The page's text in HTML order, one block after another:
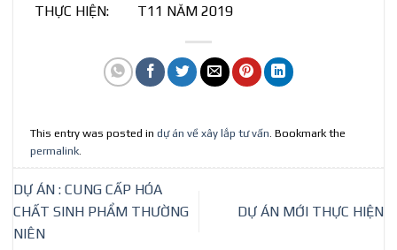
THỰC HIỆN: T11 NĂM 2019
This entry was posted indự án về xây lắp tư vấn. Bookmark the
permalink.
DỰ ÁN : CUNG CẤP HÓA
CHẤT SINH PHẨM THƯỜNG
NIÊN
DỰ ÁN MỚI THỰC HIỆN